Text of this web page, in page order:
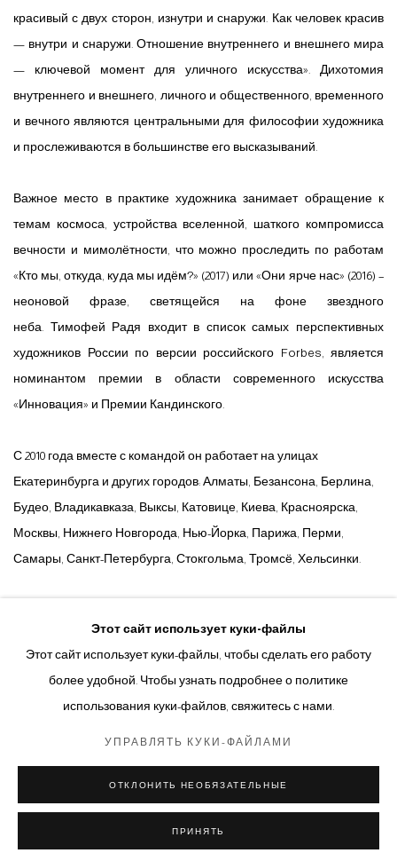
красивый с двух сторон, изнутри и снаружи. Как человек красив
— внутри и снаружи. Отношение внутреннего и внешнего мира
— ключевой момент для уличного искусства». Дихотомия
внутреннего и внешнего, личного и общественного, временного
и вечного являются центральными для философии художника
и прослеживаются в большинстве его высказываний.
Важное место в практике художника занимает обращение к
темам космоса, устройства вселенной, шаткого компромисса
вечности и мимолётности, что можно проследить по работам
«Кто мы, откуда, куда мы идём?» (2017) или «Они ярче нас» (2016) –
неоновой фразе, светящейся на фоне звездного
неба. Тимофей Радя входит в список самых перспективных
художников России по версии российского Forbes, является
номинантом премии в области современного искусства
«Инновация» и Премии Кандинского.
С 2010 года вместе с командой он работает на улицах
Екатеринбурга и других городов: Алматы, Безансона, Берлина,
Будео, Владикавказа, Выксы, Катовице, Киева, Красноярска,
Москвы, Нижнего Новгорода, Нью-Йорка, Парижа, Перми,
Самары, Санкт-Петербурга, Стокгольма, Тромсё, Хельсинки.
(PDF, OPENS IN A NEW TAB.)
СV ТИМЫ РАДИ НА РУССКОМ
(PDF, OPENS IN A NEW TAB.)
Этот сайт использует куки-файлы
Этот сайт использует куки-файлы, чтобы сделать его работу
более удобной. Чтобы узнать подробнее о политике
использования куки-файлов, свяжитесь с нами.
УПРАВЛЯТЬ КУКИ-ФАЙЛАМИ
ОТКЛОНИТЬ НЕОБЯЗАТЕЛЬНЫЕ
ПРИНЯТЬ